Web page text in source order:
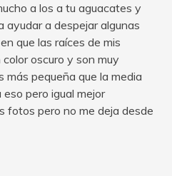
a los a tu aguacates y
ayudar a despejar algunas
que las raíces de mis
oscuro y son muy
más pequeña que la media
pero igual mejor
fotos pero no me deja desde